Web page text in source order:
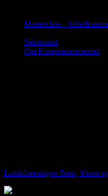
Masterclass –
Sekretariat
Om Kompetencecentret
Landsforeningen Børn, Kunst